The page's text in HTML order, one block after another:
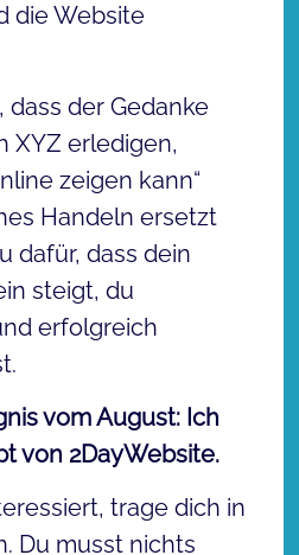
die Website
dass der Gedanke
XYZ erledigen,
zeigen kann“
Handeln ersetzt
dafür, dass dein
steigt, du
erfolgreich
vom August: Ich
von 2DayWebsite.
trage dich in
Du musst nichts